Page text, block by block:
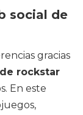
social de
gracias
rockstar
En este